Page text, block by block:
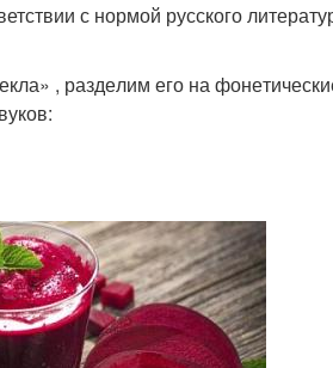
с нор­мой рус­ско­го
, раз­де­лим его на